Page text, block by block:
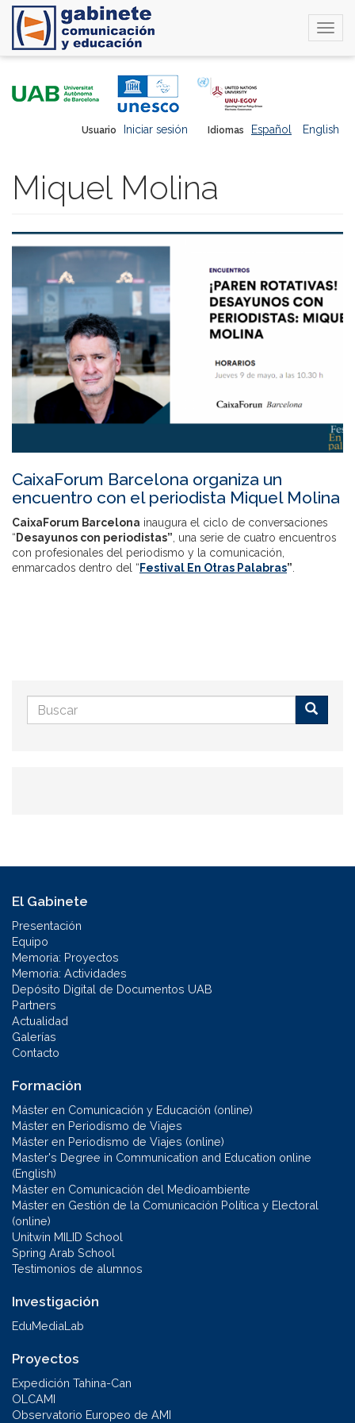
Idiomas Español English
Usuario Iniciar sesión
Miquel Molina
CaixaForum Barcelona organiza un
encuentro con el periodista Miquel Molina
CaixaForum Barcelona inaugura el ciclo de conversaciones
“ Desayunos con periodistas”, una serie de cuatro encuentros
con profesionales del periodismo y la comunicación,
enmarcados dentro del “ Festival En Otras Palabras”.
Formulario
de
El Gabinete
Presentación
Equipo
Memoria: Proyectos
Memoria: Actividades
Depósito Digital de Documentos UAB
Partners
Actualidad
Galerías
Contacto
Formación
Máster en Comunicación y Educación (online)
Máster en Periodismo de Viajes
Máster en Periodismo de Viajes (online)
Master's Degree in Communication and Education online
(English)
Máster en Comunicación del Medioambiente
Máster en Gestión de la Comunicación Política y Electoral
(online)
Unitwin MILID School
Spring Arab School
Testimonios de alumnos
Investigación
EduMediaLab
Proyectos
Expedición Tahina-Can
OLCAMI
Observatorio Europeo de AMI